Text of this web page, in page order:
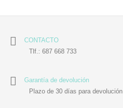
CONTACTO
Tlf.: 687 668 733
Garantía de devolución
Plazo de 30 días para devolución